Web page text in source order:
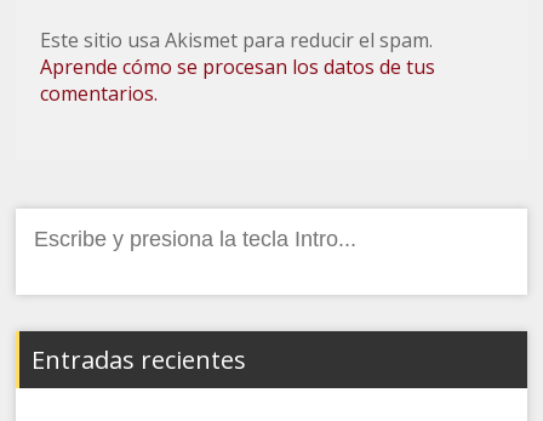
Este sitio usa Akismet para reducir el spam.
Aprende cómo se procesan los datos de tus
comentarios.
Entradas recientes